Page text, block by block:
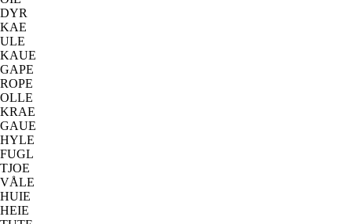
DYR
KAE
ULE
KAUE
GAPE
ROPE
OLLE
KRAE
GAUE
HYLE
FUGL
TJOE
VÅLE
HUIE
HEIE